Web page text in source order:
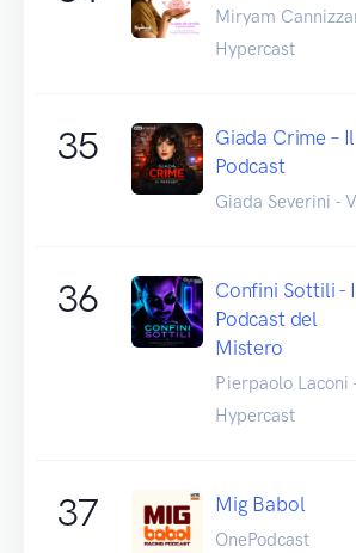
Miryam
Hypercast
35
Giada Crime – Il
Podcast
Giada Severini -
36
Confini Sottili -
Podcast del
Mistero
Pierpaolo Laconi
Hypercast
37 Mig Babol
OnePodcast